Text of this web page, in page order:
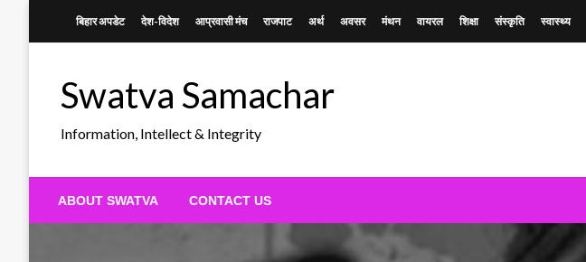
बिहार अपडेट देश-विदेश आप्रवासी मंच राजपाट अर्थ अवसर मंथन वायरल शिक्षा संस्कृति स्वास्थ्य
Swatva Samachar
Information, Intellect & Integrity
ABOUT SWATVA CONTACT US